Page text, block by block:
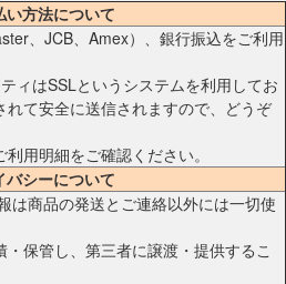
い方法について
、JCB、Amex）、銀行振込をご利用
ィはSSLというシステムを利用してお
れて安全に送信されますので、どうぞ
用明細をご確認ください。
バシーについて
は商品の発送とご連絡以外には一切使
保管し、第三者に譲渡・提供するこ